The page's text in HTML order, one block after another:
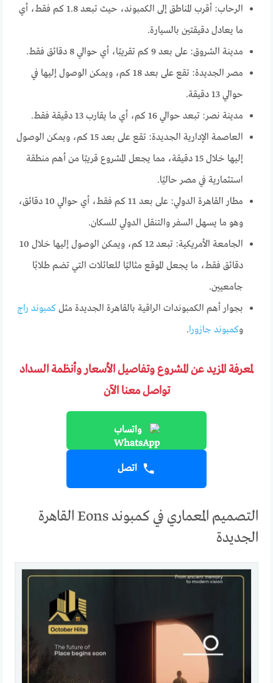
الرحاب: أقرب المناطق إلى الكمبوند، حيث تبعد 1.8 كم فقط، أي
ما يعادل دقيقتين بالسيارة.
مدينة الشروق: على بعد 9 كم تقريبًا، أي حوالي 8 دقائق فقط.
مصر الجديدة: تقع على بعد 18 كم، ويمكن الوصول إليها في
حوالي 13 دقيقة.
مدينة نصر: تبعد حوالي 16 كم، أي ما يقارب 13 دقيقة فقط.
العاصمة الإدارية الجديدة: تقع على بعد 15 كم، ويمكن الوصول
إليها خلال 15 دقيقة، مما يجعل المشروع قريبًا من أهم منطقة
استثمارية في مصر حاليًا.
مطار القاهرة الدولي: على بعد 11 كم فقط، أي حوالي 10 دقائق،
وهو ما يسهل السفر والتنقل الدولي للسكان.
الجامعة الأمريكية: تبعد 12 كم، ويمكن الوصول إليها خلال 10
دقائق فقط، ما يجعل الموقع مثاليًا للعائلات التي تضم طلابًا
جامعيين.
بجوار أهم الكمبوندات الراقية بالقاهرة الجديدة مثلكمبوند راج
وكمبوند جازورا.
لمعرفة المزيد عن المشروع وتفاصيل الأسعار وأنظمة السداد
تواصل معنا الآن
واتساب
اتصل
التصميم المعماري في كمبوند Eons القاهرة
الجديدة